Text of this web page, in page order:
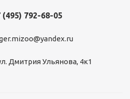
(495) 792-68-05
Дмитрия Ульянова, 4к1